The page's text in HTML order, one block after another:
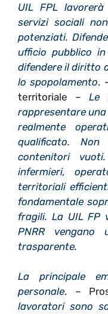
UIL FPL
servizi sociali
potenziati.
ufficio pubblico
difendere il diritto
lo spopolamento.
territoriale –Le
rappresentare
realmente
qualificato. Non
contenitori
infermieri,
territoriali
fondamentale
fragili. La UIL FP
PNRR
trasparente.
La principale
personale. –
lavoratori sono